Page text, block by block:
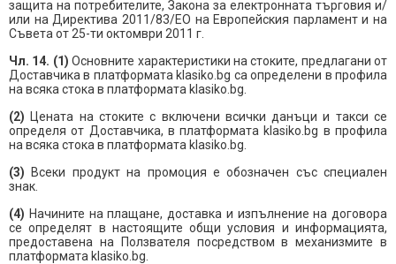
защита на потребителите, Закона за електронната търговия и/
или на Директива 2011/83/ЕО на Европейския парламент и на
Съвета от 25-ти октомври 2011 г.
Чл. 14. (1) Основните характеристики на стоките, предлагани от
Доставчика в платформата klasiko.bg са определени в профила
на всяка стока в платформата klasiko.bg.
(2) Цената на стоките с включени всички данъци и такси се
определя от Доставчика, в платформата klasiko.bg в профила
на всяка стока в платформата klasiko.bg.
(3)
Всеки продукт на промоция е обозначен със специален
знак.
(4) Начините на плащане, доставка и изпълнение на договора
се определят в настоящите общи условия и информацията,
предоставена на Ползвателя посредством в механизмите в
платформата klasiko.bg.